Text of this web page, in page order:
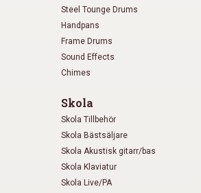
Steel Tounge Drums
Handpans
Frame Drums
Sound Effects
Chimes
Skola
Skola Tillbehör
Skola Bästsäljare
Skola Akustisk gitarr/bas
Skola Klaviatur
Skola Live/PA